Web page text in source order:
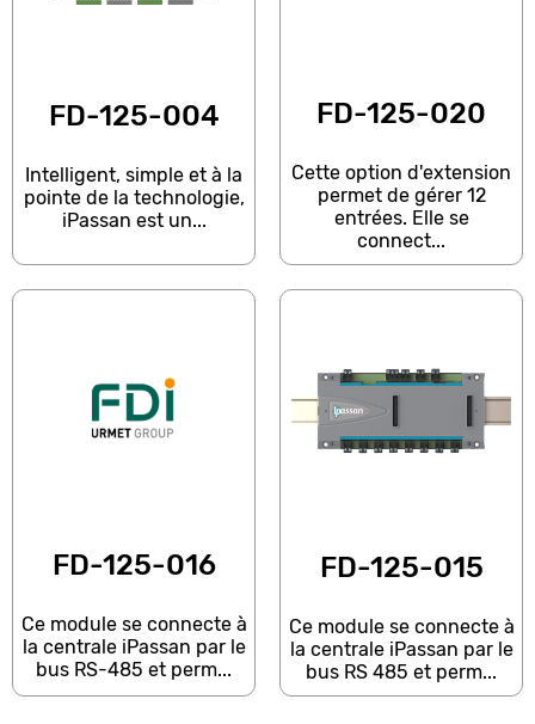
FD-125-004
Intelligent, simple et à la
pointe de la technologie,
iPassan est un...
FD-125-020
Cette option d'extension
permet de gérer 12
entrées. Elle se
connect...
FD-125-016
Ce module se connecte à
la centrale iPassan par le
bus RS-485 et perm...
FD-125-015
Ce module se connecte à
la centrale iPassan par le
bus RS 485 et perm...